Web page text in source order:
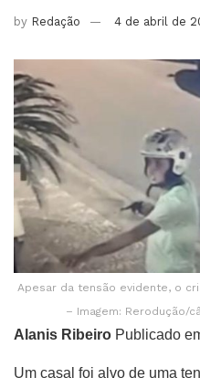
by Redação 4 de abril de
Apesar da tensão evidente, o
– Imagem: Rerodução/
Alanis Ribeiro Publicado
Um casal foi alvo de uma